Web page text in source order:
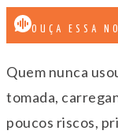
OUÇA ESSA
Quem nunca
tomada,
poucos riscos,